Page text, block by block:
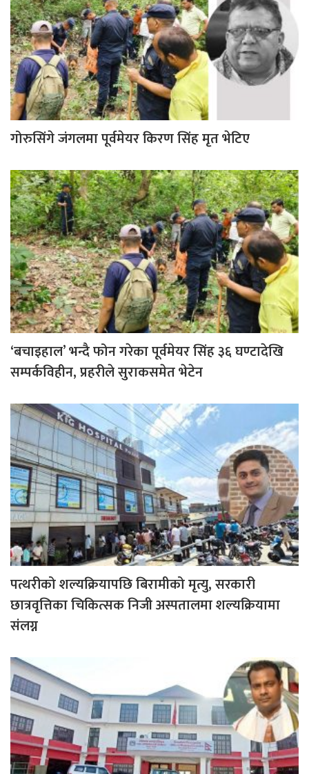
गोरुसिंगे जंगलमा पूर्वमेयर किरण सिंह मृत भेटिए
‘बचाइहाल’ भन्दै फोन गरेका पूर्वमेयर सिंह ३६ घण्टादेखि
सम्पर्कविहीन, प्रहरीले सुराकसमेत भेटेन
पत्थरीको शल्यक्रियापछि बिरामीको मृत्यु, सरकारी
छात्रवृत्तिका चिकित्सक निजी अस्पतालमा शल्यक्रियामा
संलग्न